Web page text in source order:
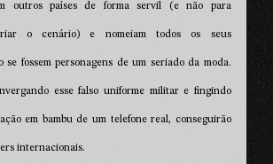
outros países de forma servil (e não para
o cenário) e nomeiam todos os seus
se fossem personagens de um seriado da moda.
esse falso uniforme militar e fingindo
em bambu de um telefone real, conseguirão
internacionais.